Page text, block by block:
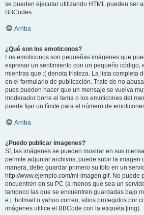
se pueden ejecutar utilizando HTML pueden ser
BBCodes.
Arriba
¿Qué son los emoticonos?
Los emoticonos son pequeñas imágenes que
expresar un sentimiento con un pequeño código,
mientras que :( denota tristeza. La lista completa
en el formulario de publicación. Trate de no
pues pueden hacer que un mensaje se vuelva
moderador borre el tema o los emoticones del
puede fijar un límite para el número de
Arriba
¿Puedo publicar imagenes?
Sí, las imágenes se pueden mostrar en sus
permite adjuntar archivos, puede subir la imagen
manera, debe guardar primero su foto en un
http://www.ejemplo.com/mi-imagen.gif. No puede
encuentren en su PC (a menos que sea un
tampoco las que se encuentren guardadas bajo
e.j. hotmail o yahoo correo, sitios protegidos por
imágenes utilice el BBCode con la etiqueta [img].